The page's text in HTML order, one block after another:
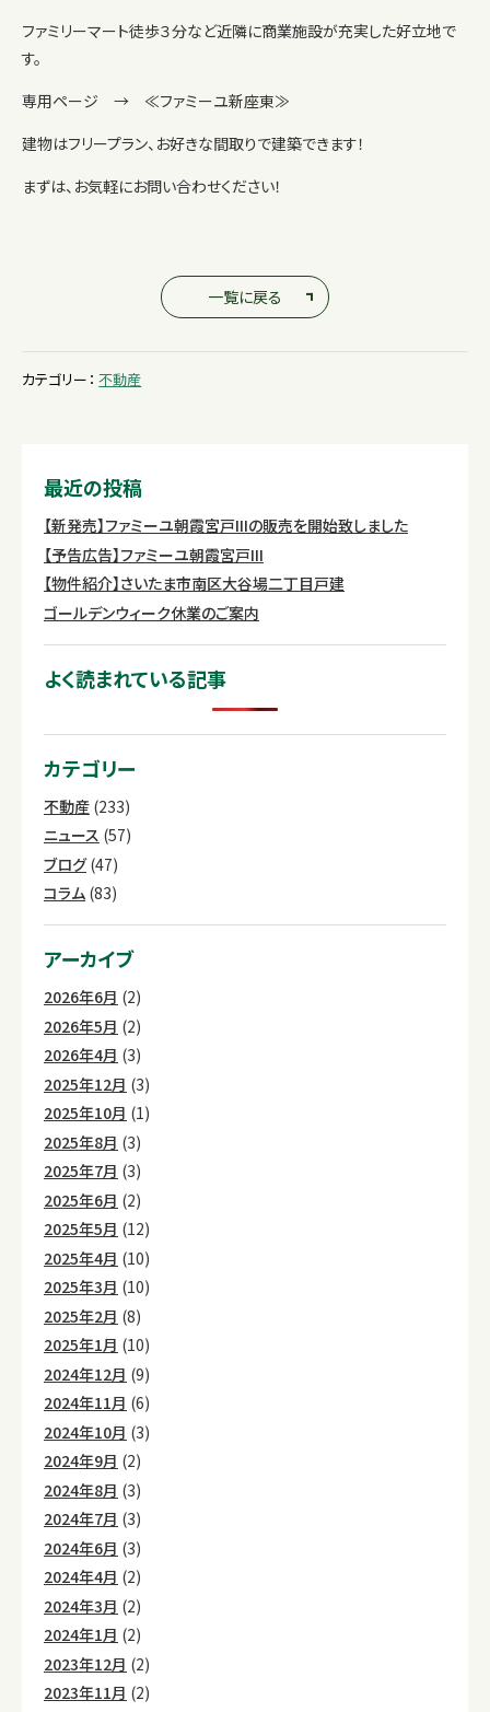
ファミリーマート徒歩３分など近隣に商業施設が充実した好立地で
す。
専用ページ → ≪ファミーユ新座東≫
建物はフリープラン、お好きな間取りで建築できます！
まずは、お気軽にお問い合わせください！
一覧に戻る
カテゴリー： 不動産
最近の投稿
【新発売】ファミーユ朝霞宮戸IIIの販売を開始致しました
【予告広告】ファミーユ朝霞宮戸III
【物件紹介】さいたま市南区大谷場二丁目戸建
ゴールデンウィーク休業のご案内
よく読まれている記事
カテゴリー
不動産 (233)
ニュース (57)
ブログ(47)
コラム (83)
アーカイブ
2026年6月 (2)
2026年5月 (2)
2026年4月 (3)
2025年12月 (3)
2025年10月 (1)
2025年8月 (3)
2025年7月 (3)
2025年6月 (2)
2025年5月 (12)
2025年4月 (10)
2025年3月 (10)
2025年2月 (8)
2025年1月 (10)
2024年12月 (9)
2024年11月 (6)
2024年10月 (3)
2024年9月 (2)
2024年8月 (3)
2024年7月 (3)
2024年6月 (3)
2024年4月 (2)
2024年3月 (2)
2024年1月 (2)
2023年12月 (2)
2023年11月 (2)